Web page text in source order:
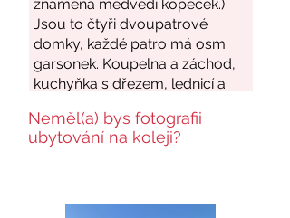
Neměl(a) bys fotografii
ubytování na koleji?